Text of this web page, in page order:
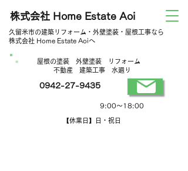
株式会社 Home Estate Aoi
久留米市の建築リフォーム・外壁塗装・屋根工事なら
株式会社 Home Estate Aoiへ
屋根の塗装 外壁塗装 リフォーム
不動産 建築工事 水廻り
0942-27-9435
9:00～18:00
【休業日】日・祝日